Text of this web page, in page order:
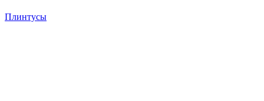
Плинтусы